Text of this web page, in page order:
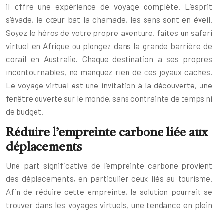
il offre une expérience de voyage complète. L’esprit
s’évade, le cœur bat la chamade, les sens sont en éveil.
Soyez le héros de votre propre aventure, faites un safari
virtuel en Afrique ou plongez dans la grande barrière de
corail en Australie. Chaque destination a ses propres
incontournables, ne manquez rien de ces joyaux cachés.
Le voyage virtuel est une invitation à la découverte, une
fenêtre ouverte sur le monde, sans contrainte de temps ni
de budget.
Réduire l’empreinte carbone liée aux
déplacements
Une part significative de l’empreinte carbone provient
des déplacements, en particulier ceux liés au tourisme.
Afin de réduire cette empreinte, la solution pourrait se
trouver dans les voyages virtuels, une tendance en plein